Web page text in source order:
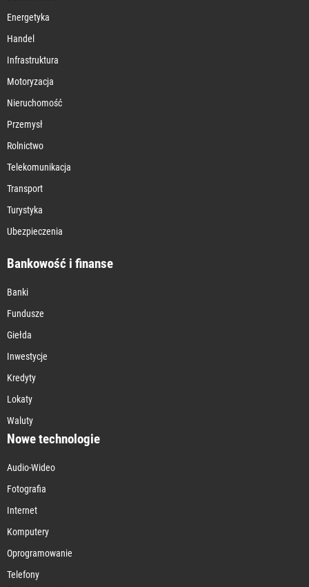
Energetyka
Handel
Infrastruktura
Motoryzacja
Nieruchomość
Przemysł
Rolnictwo
Telekomunikacja
Transport
Turystyka
Ubezpieczenia
Bankowość i finanse
Banki
Fundusze
Giełda
Inwestycje
Kredyty
Lokaty
Waluty
Nowe technologie
Audio-Wideo
Fotografia
Internet
Komputery
Oprogramowanie
Telefony